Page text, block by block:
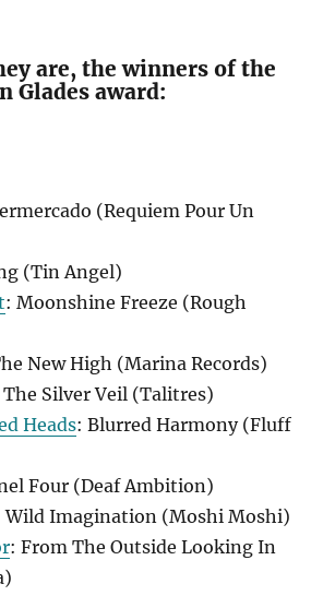
are, the winners of the
Glades award:
(Requiem Pour Un
(Tin Angel)
: Moonshine Freeze (Rough
New High (Marina Records)
Silver Veil (Talitres)
Heads: Blurred Harmony (Fluff
Four (Deaf Ambition)
Wild Imagination (Moshi Moshi)
: From The Outside Looking In